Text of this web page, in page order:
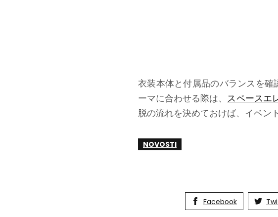
衣装本体と付属品のバランスを
ーマに合わせる際は、 スペースエ
脱の流れを決めておけば、イベン
NOVOSTI
Facebook